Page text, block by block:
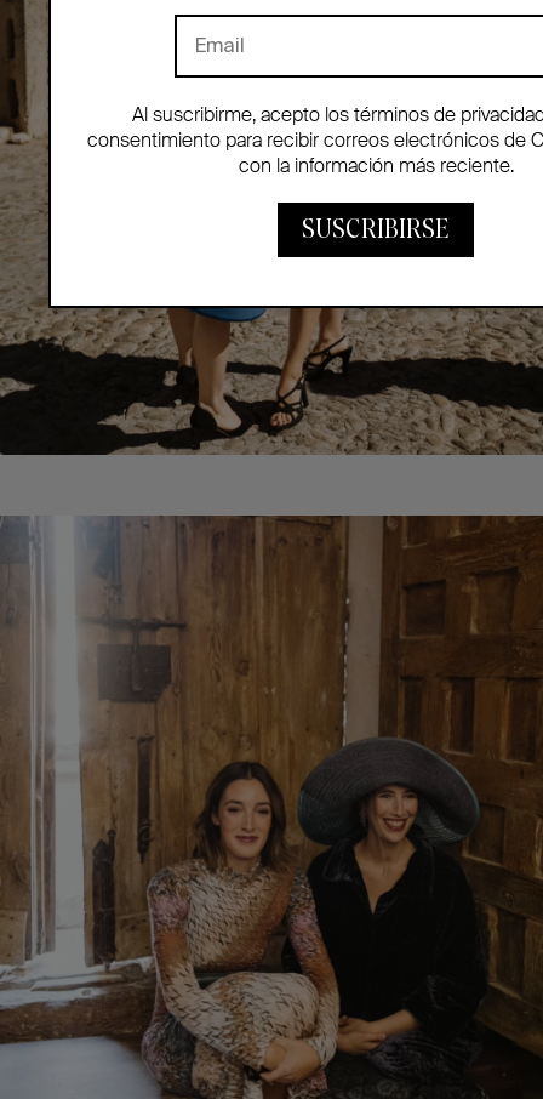
Al suscribirme, acepto los términos de
consentimiento para recibir correos electrónicos de
con la información más reciente.
SUSCRIBIRSE